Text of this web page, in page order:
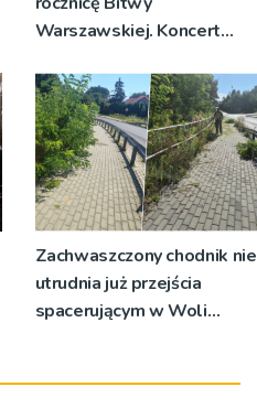
Warszawskiej. Koncert
Zachwaszczony chodnik nie
utrudnia już przejścia
spacerującym w Woli